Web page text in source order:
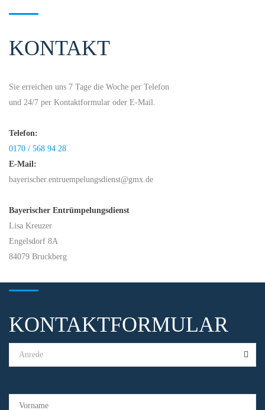
KONTAKT
Sie erreichen uns 7 Tage die Woche per Telefon
und 24/7 per Kontaktformular oder E-Mail.
Telefon:
0170 / 568 94 28
E-Mail:
bayerischer.entruempelungsdienst@gmx.de
Bayerischer Entrümpelungsdienst
Lisa Kreuzer
Engelsdorf 8A
84079 Bruckberg
KONTAKTFORMULAR
Anrede